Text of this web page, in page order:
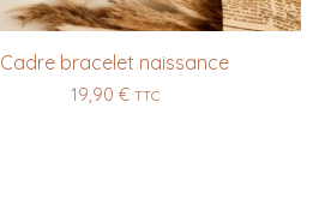
Cadre bracelet naissance
19,90 € TTC